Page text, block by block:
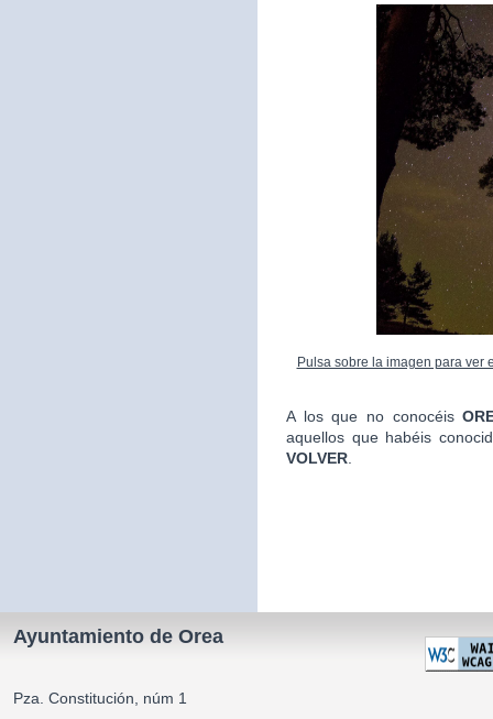
Pulsa sobre la imagen para ver
A los que no conocéis
aquellos que habéis
VOLVER
Ayuntamiento de Orea
Pza. Constitución, núm 1